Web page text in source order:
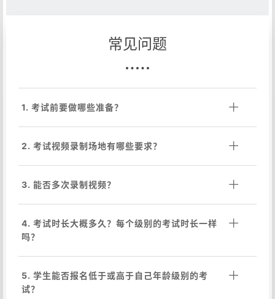
常见问题
1. 考试前要做哪些准备？
2. 考试视频录制场地有哪些要求？
3. 能否多次录制视频？
4. 考试时长大概多久？每个级别的考试时长一样
吗？
5. 学生能否报名低于或高于自己年龄级别的考
试？